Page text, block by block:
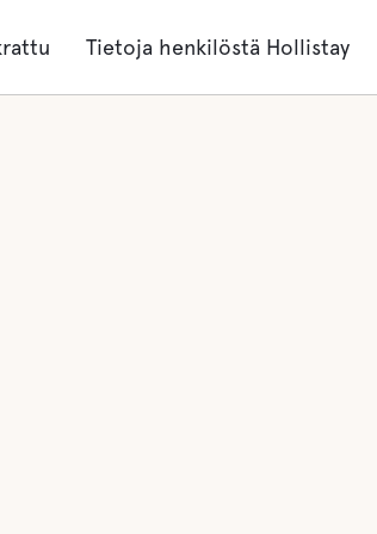
Tietoja henkilöstä Hollistay